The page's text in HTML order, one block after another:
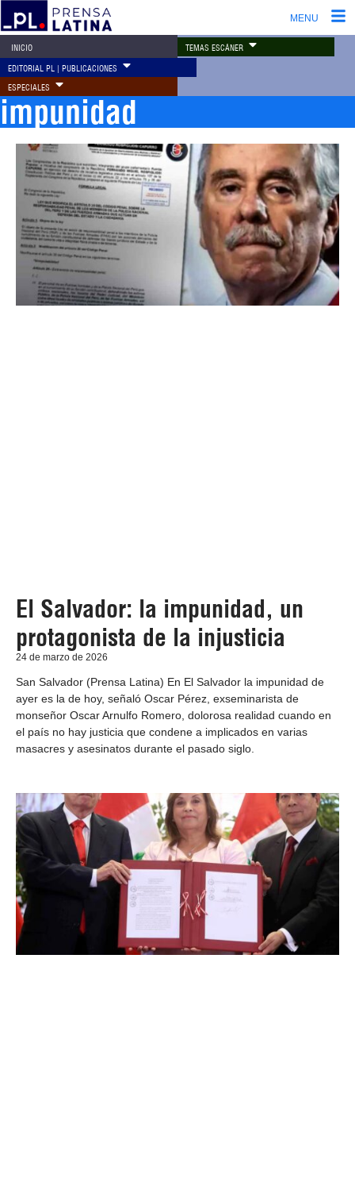
MENU
INICIO TEMAS ESCÁNER
EDITORIAL PL | PUBLICACIONES
ESPECIALES
impunidad
El Salvador: la impunidad, un
protagonista de la injusticia
24 de marzo de 2026
San Salvador (Prensa Latina) En El Salvador la impunidad de
ayer es la de hoy, señaló Oscar Pérez, exseminarista de
monseñor Oscar Arnulfo Romero, dolorosa realidad cuando en
el país no hay justicia que condene a implicados en varias
masacres y asesinatos durante el pasado siglo.